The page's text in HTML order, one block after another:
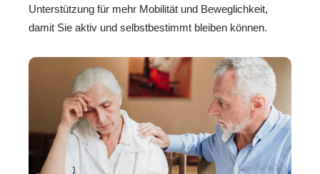
Unterstützung für mehr Mobilität und Beweglichkeit,
damit Sie aktiv und selbstbestimmt bleiben können.